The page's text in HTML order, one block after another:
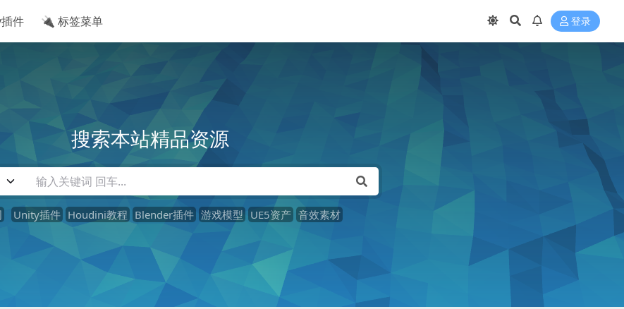
件 🔌 标签菜单 登录
搜索本站精品资源
Unity插件 Houdini教程 Blender插件 游戏模型 UE5资产 音效素材